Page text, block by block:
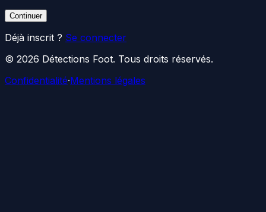
Continuer
Déjà inscrit ? Se connecter
© 2026 Détections Foot. Tous droits réservés.
Confidentialité·Mentions légales